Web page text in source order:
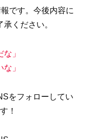
です。今後内容に
ください。
」
」
をフォローしてい
！